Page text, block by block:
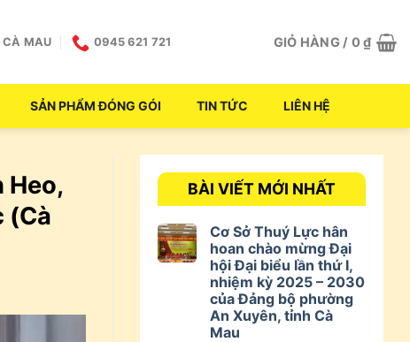
CÀ MAU 0945 621 721 GIỎ HÀNG / 0₫
SẢN PHẨM ĐÓNG GÓI TIN TỨC LIÊN HỆ
Heo,
(Cà
BÀI VIẾT MỚI NHẤT
Cơ Sở Thuý Lực hân
hoan chào mừng Đại
hội Đại biểu lần thứ I,
nhiệm kỳ 2025 – 2030
của Đảng bộ phường
An Xuyên, tỉnh Cà
Mau